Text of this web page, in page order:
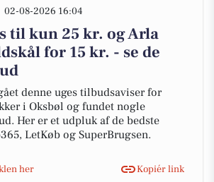
02-08-2026 16:04
til kun 25 kr. og Arla
for 15 kr. - se de
denne uges tilbudsaviser for
i Oksbøl og fundet nogle
Her er et udpluk af de bedste
LetKøb og SuperBrugsen.
her Kopiér link